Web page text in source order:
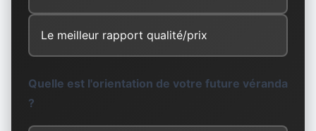
Le meilleur rapport qualité/prix
Quelle est l'orientation de votre future véranda
?